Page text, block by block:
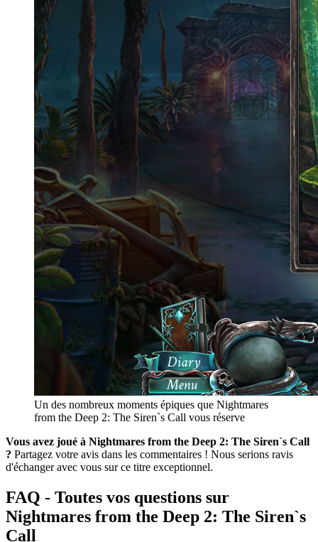
Un des nombreux moments épiques que Nightmares
from the Deep 2: The Siren`s Call vous réserve
Vous avez joué à Nightmares from the Deep 2: The Siren`s Call
? Partagez votre avis dans les commentaires ! Nous serions ravis
d'échanger avec vous sur ce titre exceptionnel.
FAQ - Toutes vos questions sur
Nightmares from the Deep 2: The Siren`s
Call